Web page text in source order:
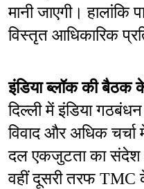
मानी जाएगी। हालांकि
विस्तृत आधिकारिक
इंडिया ब्लॉक की बैठक
दिल्ली में इंडिया
विवाद और अधिक
दल एकजुटता का संदेश
वहीं दूसरी तरफ